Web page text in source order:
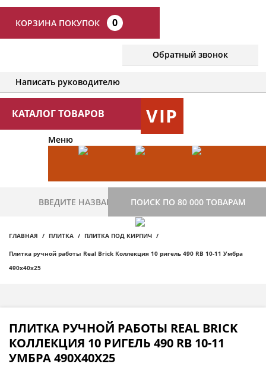
КОРЗИНА ПОКУПОК 0
Обратный звонок
Написать руководителю
КАТАЛОГ ТОВАРОВ VIP
Меню
ПОИСК ПО 80 000 ТОВАРАМ
ГЛАВНАЯ ПЛИТКА ПЛИТКА ПОД КИРПИЧ
Плитка ручной работы Real Brick Коллекция 10 ригель 490 RB 10-11 Умбра
490х40х25
ПЛИТКА РУЧНОЙ РАБОТЫ REAL BRICK
КОЛЛЕКЦИЯ 10 РИГЕЛЬ 490 RB 10-11
УМБРА 490Х40Х25